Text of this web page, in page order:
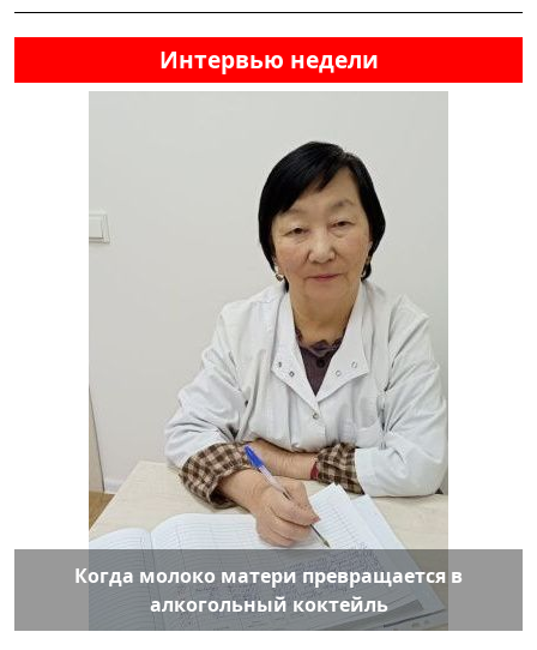
Интервью недели
Когда молоко матери превращается в
алкогольный коктейль